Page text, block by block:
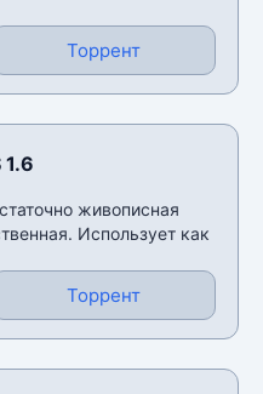
Торрент
1.6
живописная
Использует как
Торрент